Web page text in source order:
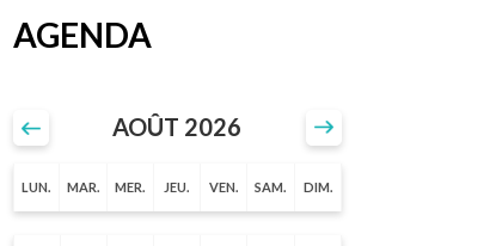
AGENDA
AOÛT 2026
LUN. MAR. MER. JEU. VEN. SAM. DIM.